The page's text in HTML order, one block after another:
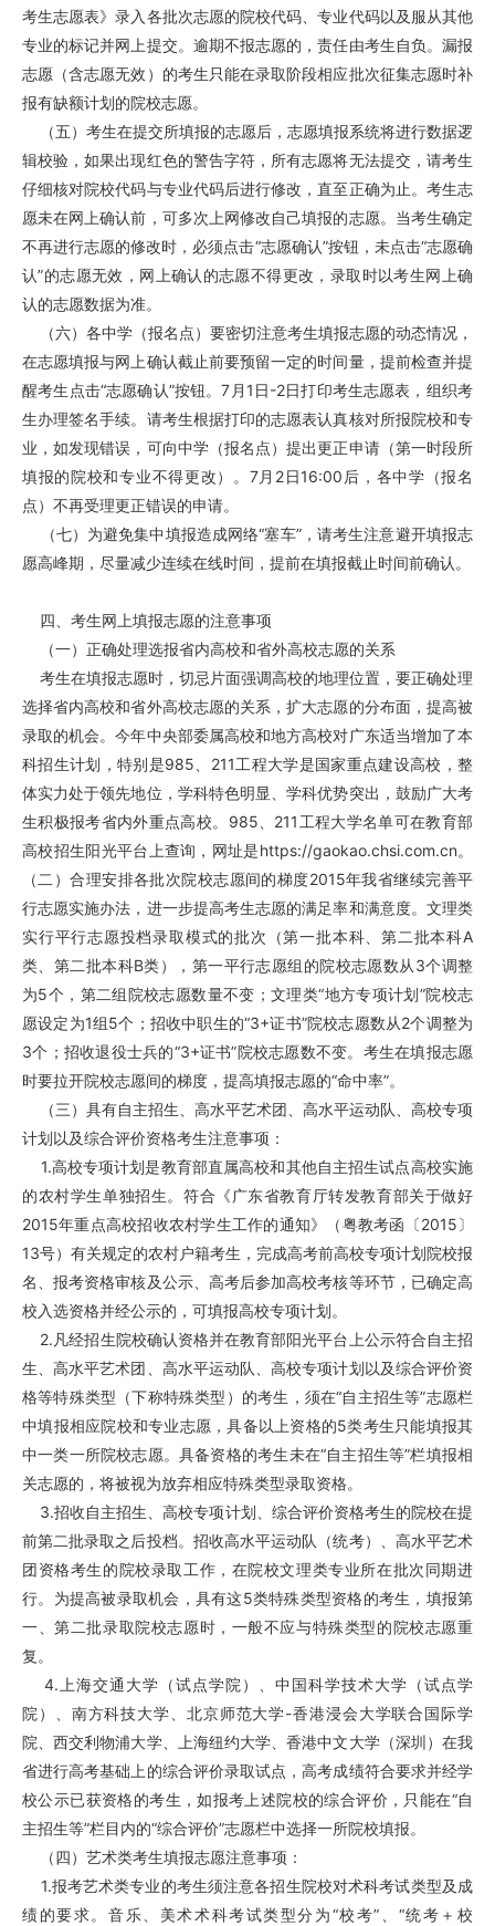
考生志愿表》录入各批次志愿的院校代码、专业代码以及服从其他
专业的标记并网上提交。逾期不报志愿的，责任由考生自负。漏报
志愿（含志愿无效）的考生只能在录取阶段相应批次征集志愿时补
报有缺额计划的院校志愿。
（五）考生在提交所填报的志愿后，志愿填报系统将进行数据逻
辑校验，如果出现红色的警告字符，所有志愿将无法提交，请考生
仔细核对院校代码与专业代码后进行修改，直至正确为止。考生志
愿未在网上确认前，可多次上网修改自己填报的志愿。当考生确定
不再进行志愿的修改时，必须点击“志愿确认”按钮，未点击“志愿确
认”的志愿无效，网上确认的志愿不得更改，录取时以考生网上确
认的志愿数据为准。
（六）各中学（报名点）要密切注意考生填报志愿的动态情况，
在志愿填报与网上确认截止前要预留一定的时间量，提前检查并提
醒考生点击“志愿确认”按钮。7月1日-2日打印考生志愿表，组织考
生办理签名手续。请考生根据打印的志愿表认真核对所报院校和专
业，如发现错误，可向中学（报名点）提出更正申请（第一时段所
填报的院校和专业不得更改）。7月2日16:00后，各中学（报名
点）不再受理更正错误的申请。
（七）为避免集中填报造成网络“塞车”，请考生注意避开填报志
愿高峰期，尽量减少连续在线时间，提前在填报截止时间前确认。
四、考生网上填报志愿的注意事项
（一）正确处理选报省内高校和省外高校志愿的关系
考生在填报志愿时，切忌片面强调高校的地理位置，要正确处理
选择省内高校和省外高校志愿的关系，扩大志愿的分布面，提高被
录取的机会。今年中央部委属高校和地方高校对广东适当增加了本
科招生计划，特别是985、211工程大学是国家重点建设高校，整
体实力处于领先地位，学科特色明显、学科优势突出，鼓励广大考
生积极报考省内外重点高校。985、211工程大学名单可在教育部
高校招生阳光平台上查询，网址是https://gaokao.chsi.com.cn。
（二）合理安排各批次院校志愿间的梯度2015年我省继续完善平
行志愿实施办法，进一步提高考生志愿的满足率和满意度。文理类
实行平行志愿投档录取模式的批次（第一批本科、第二批本科A
类、第二批本科B类），第一平行志愿组的院校志愿数从3个调整
为5个，第二组院校志愿数量不变；文理类“地方专项计划”院校志
愿设定为1组5个；招收中职生的“3+证书”院校志愿数从2个调整为
3个；招收退役士兵的“3+证书”院校志愿数不变。考生在填报志愿
时要拉开院校志愿间的梯度，提高填报志愿的“命中率”。
（三）具有自主招生、高水平艺术团、高水平运动队、高校专项
计划以及综合评价资格考生注意事项：
1.高校专项计划是教育部直属高校和其他自主招生试点高校实施
的农村学生单独招生。符合《广东省教育厅转发教育部关于做好
2015年重点高校招收农村学生工作的通知》（粤教考函〔2015〕
13号）有关规定的农村户籍考生，完成高考前高校专项计划院校报
名、报考资格审核及公示、高考后参加高校考核等环节，已确定高
校入选资格并经公示的，可填报高校专项计划。
2.凡经招生院校确认资格并在教育部阳光平台上公示符合自主招
生、高水平艺术团、高水平运动队、高校专项计划以及综合评价资
格等特殊类型（下称特殊类型）的考生，须在“自主招生等”志愿栏
中填报相应院校和专业志愿，具备以上资格的5类考生只能填报其
中一类一所院校志愿。具备资格的考生未在“自主招生等”栏填报相
关志愿的，将被视为放弃相应特殊类型录取资格。
3.招收自主招生、高校专项计划、综合评价资格考生的院校在提
前第二批录取之后投档。招收高水平运动队（统考）、高水平艺术
团资格考生的院校录取工作，在院校文理类专业所在批次同期进
行。为提高被录取机会，具有这5类特殊类型资格的考生，填报第
一、第二批录取院校志愿时，一般不应与特殊类型的院校志愿重
复。
4.上海交通大学（试点学院）、中国科学技术大学（试点学
院）、南方科技大学、北京师范大学-香港浸会大学联合国际学
院、西交利物浦大学、上海纽约大学、香港中文大学（深圳）在我
省进行高考基础上的综合评价录取试点，高考成绩符合要求并经学
校公示已获资格的考生，如报考上述院校的综合评价，只能在“自
主招生等”栏目内的“综合评价”志愿栏中选择一所院校填报。
（四）艺术类考生填报志愿注意事项：
1.报考艺术类专业的考生须注意各招生院校对术科考试类型及成
绩的要求。音乐、美术术科考试类型分为“校考”、“统考＋校